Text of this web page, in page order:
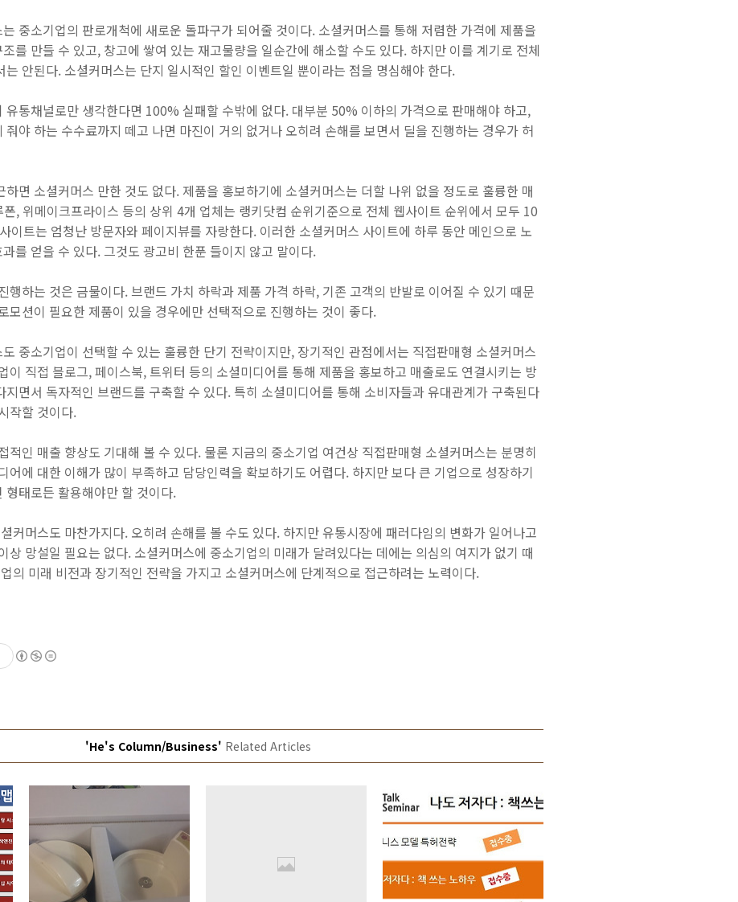
중소기업의 판로개척에 새로운 돌파구가 되어줄 것이다. 소셜커머스를 통해 저렴한 가격에 제품을
를 만들 수 있고, 창고에 쌓여 있는 재고물량을 일순간에 해소할 수도 있다. 하지만 이를 계기로 전체
는 안된다. 소셜커머스는 단지 일시적인 할인 이벤트일 뿐이라는 점을 명심해야 한다.
유통채널로만 생각한다면 100% 실패할 수밖에 없다. 대부분 50% 이하의 가격으로 판매해야 하고,
야 하는 수수료까지 떼고 나면 마진이 거의 없거나 오히려 손해를 보면서 딜을 진행하는 경우가 허
면 소셜커머스 만한 것도 없다. 제품을 홍보하기에 소셜커머스는 더할 나위 없을 정도로 훌륭한 매
, 위메이크프라이스 등의 상위 4개 업체는 랭키닷컴 순위기준으로 전체 웹사이트 순위에서 모두 10
이트는 엄청난 방문자와 페이지뷰를 자랑한다. 이러한 소셜커머스 사이트에 하루 동안 메인으로 노
를 얻을 수 있다. 그것도 광고비 한푼 들이지 않고 말이다.
행하는 것은 금물이다. 브랜드 가치 하락과 제품 가격 하락, 기존 고객의 반발로 이어질 수 있기 때문
모션이 필요한 제품이 있을 경우에만 선택적으로 진행하는 것이 좋다.
중소기업이 선택할 수 있는 훌륭한 단기 전략이지만, 장기적인 관점에서는 직접판매형 소셜커머스
이 직접 블로그, 페이스북, 트위터 등의 소셜미디어를 통해 제품을 홍보하고 매출로도 연결시키는 방
지면서 독자적인 브랜드를 구축할 수 있다. 특히 소셜미디어를 통해 소비자들과 유대관계가 구축된다
작할 것이다.
적인 매출 향상도 기대해 볼 수 있다. 물론 지금의 중소기업 여건상 직접판매형 소셜커머스는 분명히
어에 대한 이해가 많이 부족하고 담당인력을 확보하기도 어렵다. 하지만 보다 큰 기업으로 성장하기
태로든 활용해야만 할 것이다.
커머스도 마찬가지다. 오히려 손해를 볼 수도 있다. 하지만 유통시장에 패러다임의 변화가 일어나고
상 망설일 필요는 없다. 소셜커머스에 중소기업의 미래가 달려있다는 데에는 의심의 여지가 없기 때
의 미래 비전과 장기적인 전략을 가지고 소셜커머스에 단계적으로 접근하려는 노력이다.
'He's Column/Business' Related Articles